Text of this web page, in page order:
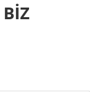
BİZ